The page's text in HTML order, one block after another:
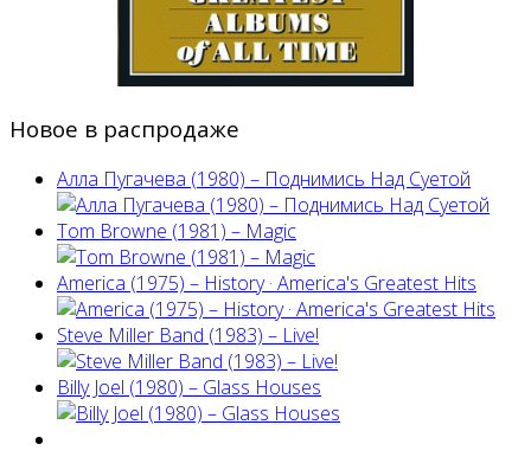
Новое в распродаже
Алла Пугачева (1980) – Поднимись Над Суетой
Tom Browne (1981) – Magic
America (1975) ‎– History · America's Greatest Hits
Steve Miller Band ‎(1983) – Live!
Billy Joel (1980) ‎– Glass Houses